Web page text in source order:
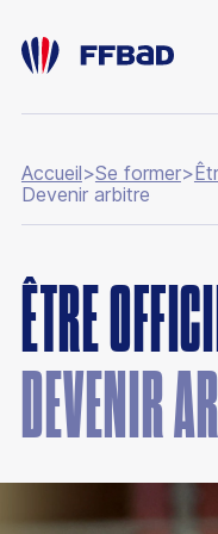
FONDATION
YONEX IFB
Accueil>Se former>
Devenir arbitre
ÊTRE
DEVENIR